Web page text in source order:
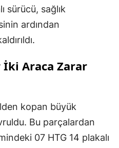
sürücü, sağlık
ardından
Araca Zarar
kopan büyük
Bu parçalardan
07 HTG 14 plakalı